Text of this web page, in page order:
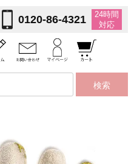
0120-86-4321
24時間
対応
検索